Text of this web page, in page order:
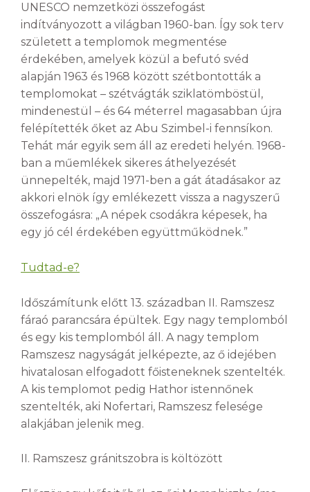
UNESCO nemzetközi összefogást
indítványozott a világban 1960-ban. Így sok terv
született a templomok megmentése
érdekében, amelyek közül a befutó svéd
alapján 1963 és 1968 között szétbontották a
templomokat – szétvágták sziklatömböstül,
mindenestül – és 64 méterrel magasabban újra
felépítették őket az Abu Szimbel-i fennsíkon.
Tehát már egyik sem áll az eredeti helyén. 1968-
ban a műemlékek sikeres áthelyezését
ünnepelték, majd 1971-ben a gát átadásakor az
akkori elnök így emlékezett vissza a nagyszerű
összefogásra: „A népek csodákra képesek, ha
egy jó cél érdekében együttműködnek.”
Tudtad-e?
Időszámítunk előtt 13. században II. Ramszesz
fáraó parancsára épültek. Egy nagy templomból
és egy kis templomból áll. A nagy templom
Ramszesz nagyságát jelképezte, az ő idejében
hivatalosan elfogadott főisteneknek szentelték.
A kis templomot pedig Hathor istennőnek
szentelték, aki Nofertari, Ramszesz felesége
alakjában jelenik meg.
II. Ramszesz gránitszobra is költözött